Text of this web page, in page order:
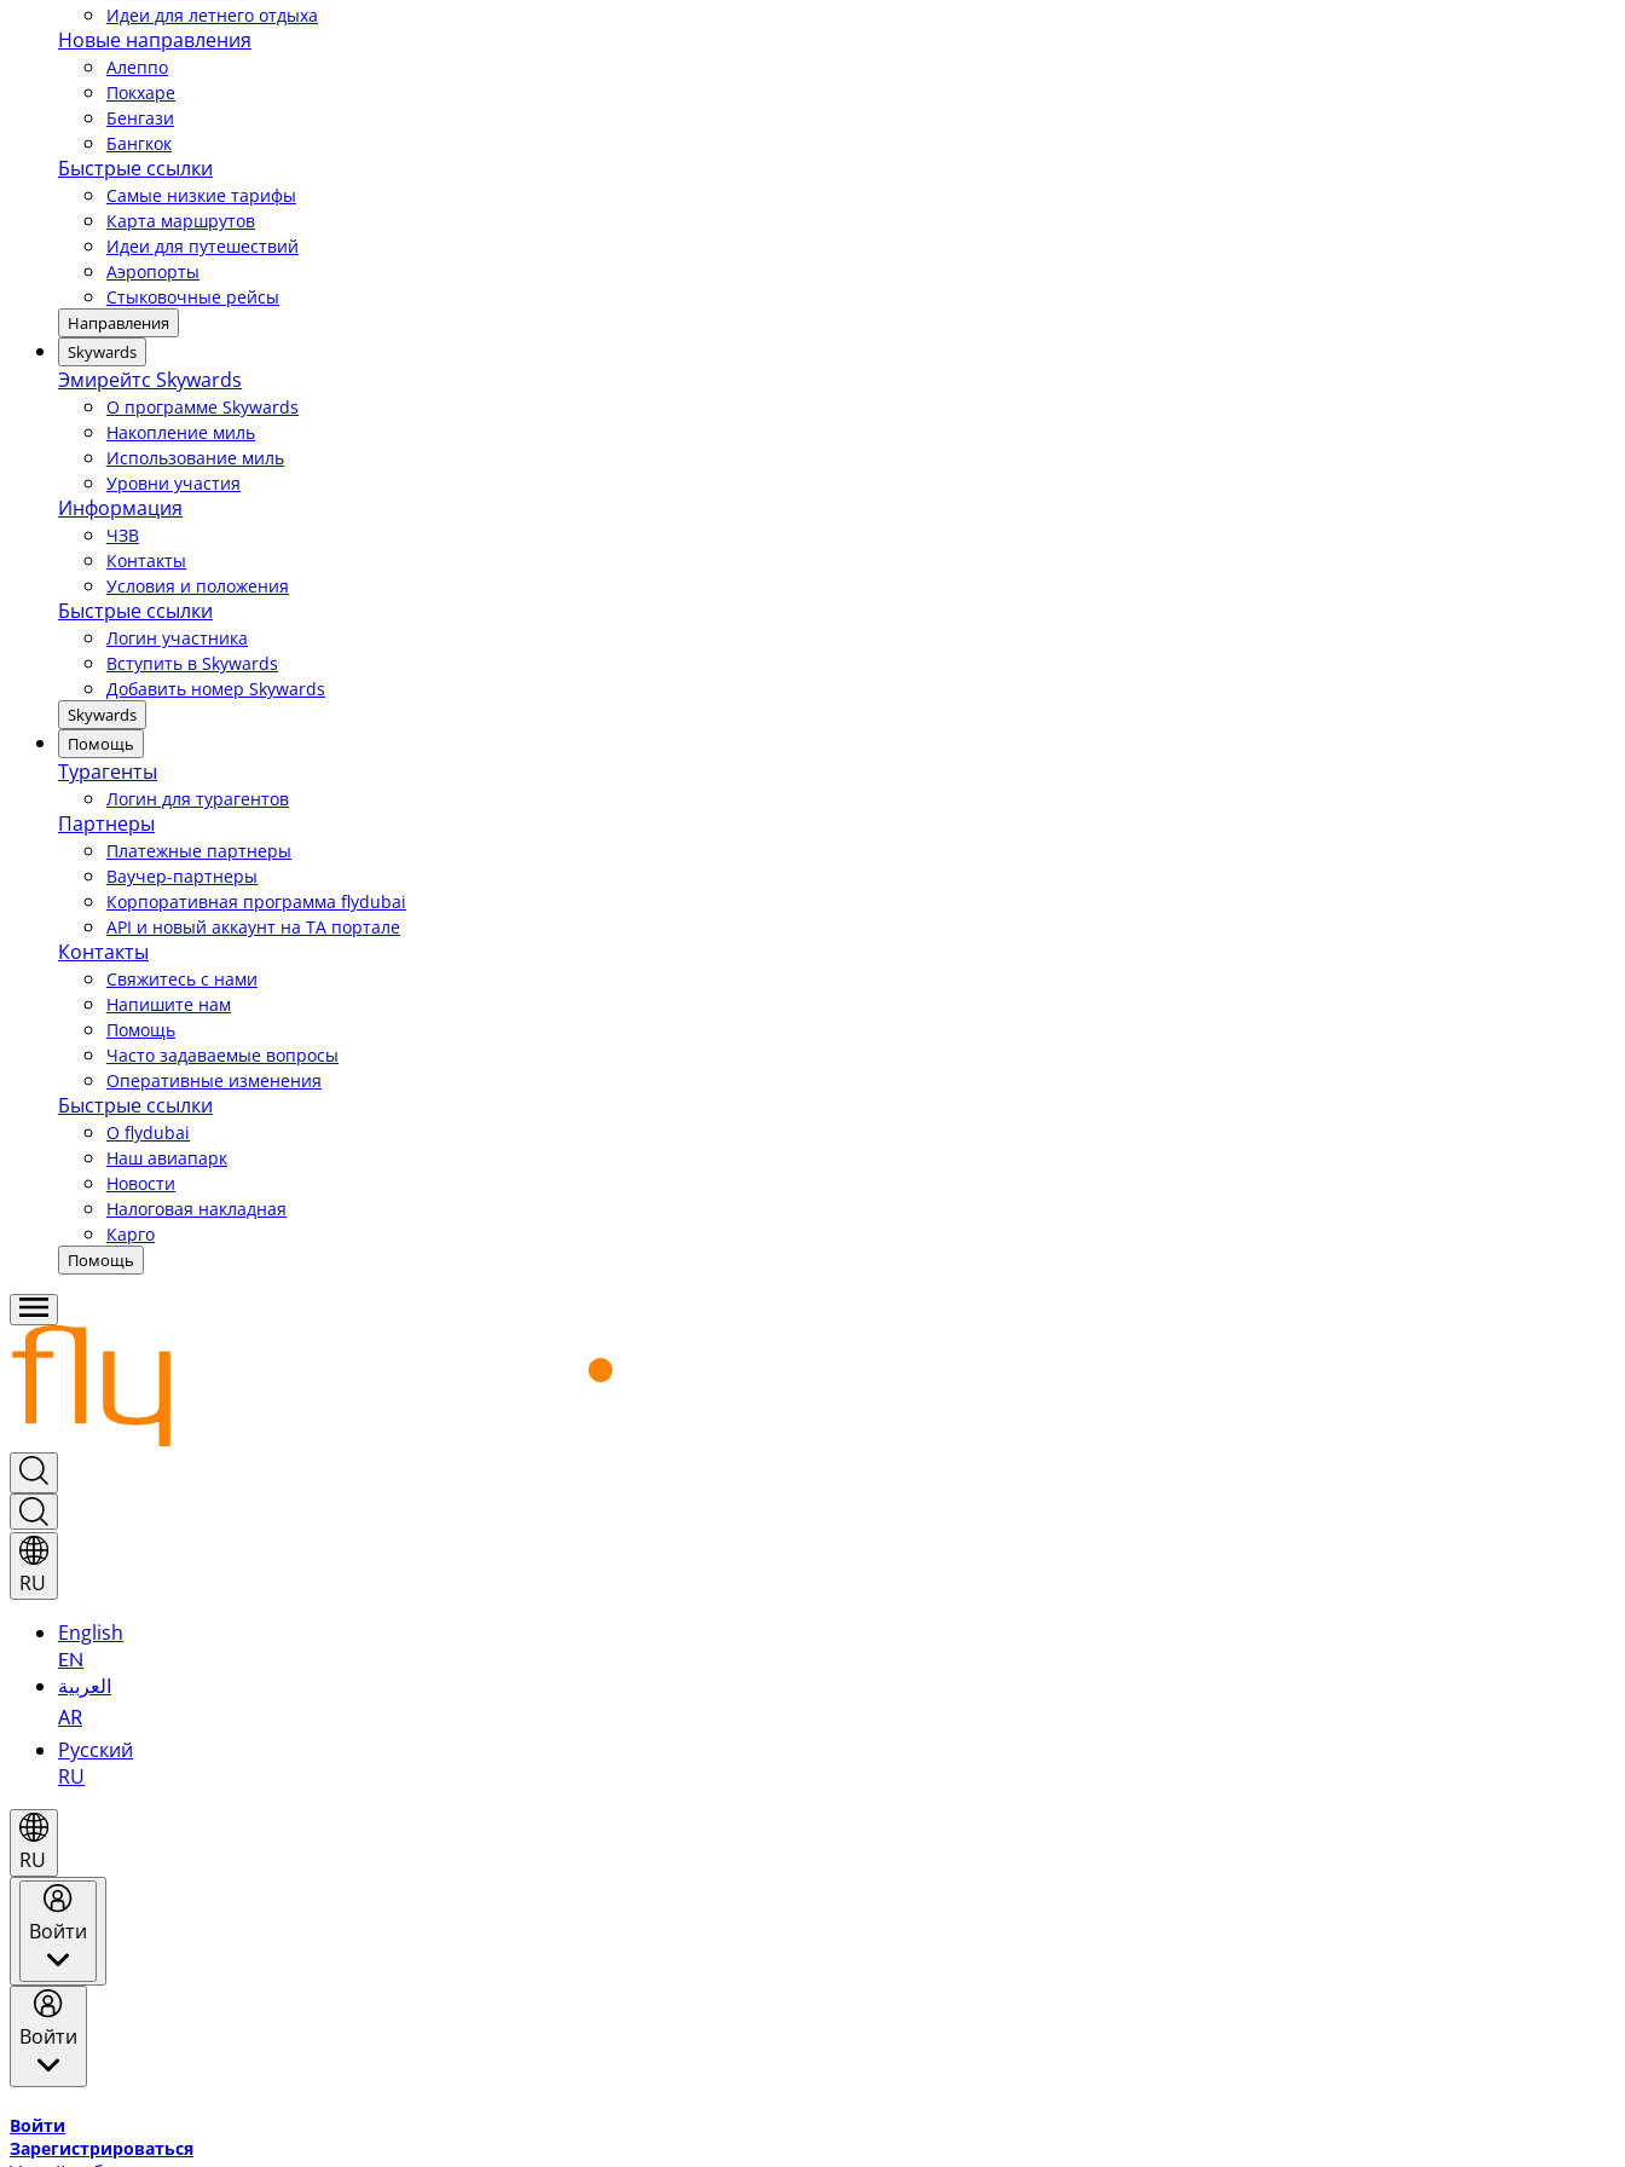
Идеи для летнего отдыха
Новые направления
Алеппо
Покхаре
Бенгази
Бангкок
Быстрые ссылки
Самые низкие тарифы
Карта маршрутов
Идеи для путешествий
Аэропорты
Стыковочные рейсы
Направления
Skywards
Эмирейтс Skywards
О программе Skywards
Накопление миль
Использование миль
Уровни участия
Информация
ЧЗВ
Контакты
Условия и положения
Быстрые ссылки
Логин участника
Вступить в Skywards
Добавить номер Skywards
Skywards
Помощь
Турагенты
Логин для турагентов
Партнеры
Платежные партнеры
Ваучер-партнеры
Корпоративная программа flydubai
API и новый аккаунт на TA портале
Контакты
Свяжитесь с нами
Напишите нам
Помощь
Часто задаваемые вопросы
Оперативные изменения
Быстрые ссылки
О flydubai
Наш авиапарк
Новости
Налоговая накладная
Карго
Помощь
RU
English
EN
العربية
AR
Русский
RU
RU
Войти
Войти
Войти
Зарегистрироваться